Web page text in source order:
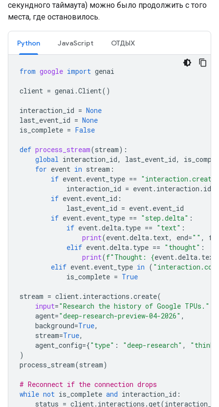
секундного таймаута) можно было продолжить с того
места, где остановилось.
Python JavaScript ОТДЫХ
from google import genai
client = genai .Client()
interaction_id = None
last_event_id = None
is_complete = False
def process_stream(stream):
global interaction_id, last_event_id,
for event in stream :
if event. event_type ==
interaction_id = event. interaction . id
if event. event_id :
last_event_id = event. event_id
if event. event_type == "step.delta" :
if event.delta. type == "text" :
print(event.delta. text, end="" ,
elif event.delta. type == "thought" :
print(f"Thought: {event.delta. text
elif event. event_type in (
is_complete = True
stream = client. interactions .create(
input="Research the history of Google TPUs."
agent="deep-research-preview-04-2026" ,
background=True,
stream=True,
agent_config={"type" : "deep-research" ,
)
process_stream(stream)
# Reconnect if the connection drops
while not is_complete and interaction_id :
status = client. interactions .get(interaction_id